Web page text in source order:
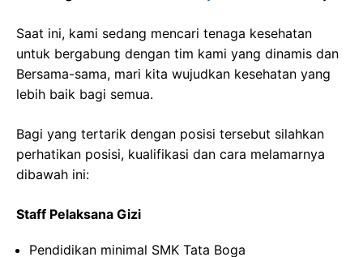
Saat ini, kami sedang mencari tenaga kesehatan
untuk bergabung dengan tim kami yang dinamis dan
Bersama-sama, mari kita wujudkan kesehatan yang
lebih baik bagi semua.
Bagi yang tertarik dengan posisi tersebut silahkan
perhatikan posisi, kualifikasi dan cara melamarnya
dibawah ini:
Staff Pelaksana Gizi
Pendidikan minimal SMK Tata Boga